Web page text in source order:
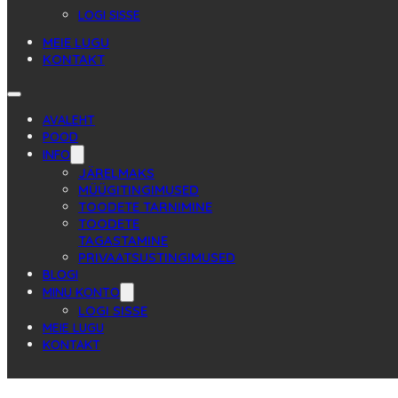
LOGI SISSE
MEIE LUGU
KONTAKT
AVALEHT
POOD
INFO
JÄRELMAKS
MÜÜGITINGIMUSED
TOODETE TARNIMINE
TOODETE
TAGASTAMINE
PRIVAATSUSTINGIMUSED
BLOGI
MINU KONTO
LOGI SISSE
MEIE LUGU
KONTAKT